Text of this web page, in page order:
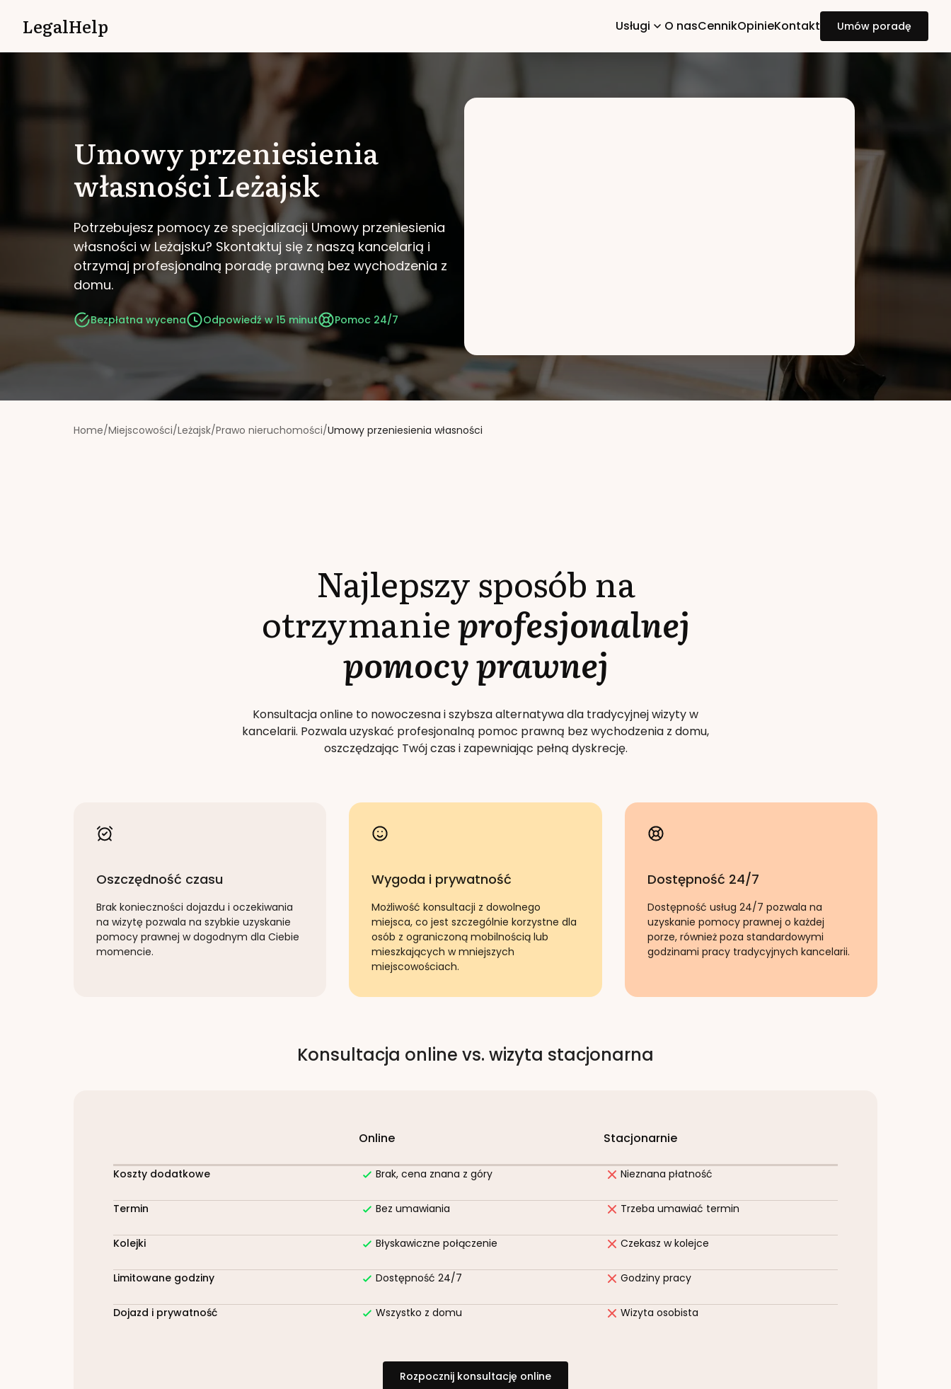
LegalHelp Usługi O nasCennikOpinieKontakt Umów poradę
Umowy przeniesienia
własnościLeżajsk
Potrzebujesz pomocy ze specjalizacji Umowy przeniesienia
własności w Leżajsku? Skontaktuj się z naszą kancelarią i
otrzymaj profesjonalną poradę prawną bez wychodzenia z
domu.
Bezpłatna wycena Odpowiedź w 15 minut Pomoc 24/7
Home/Miejscowości/Leżajsk/Prawo nieruchomości/Umowy przeniesienia własności
Najlepszy sposób na
otrzymanieprofesjonalnej
pomocy prawnej
Konsultacja online to nowoczesna i szybsza alternatywa dla tradycyjnej wizyty w
kancelarii. Pozwala uzyskać profesjonalną pomoc prawną bez wychodzenia z domu,
oszczędzając Twój czas i zapewniając pełną dyskrecję.
Oszczędność czasu
Brak konieczności dojazdu i oczekiwania
na wizytę pozwala na szybkie uzyskanie
pomocy prawnej w dogodnym dla Ciebie
momencie.
Wygoda i prywatność
Możliwość konsultacji z dowolnego
miejsca, co jest szczególnie korzystne dla
osób z ograniczoną mobilnością lub
mieszkających w mniejszych
miejscowościach.
Dostępność 24/7
Dostępność usług 24/7 pozwala na
uzyskanie pomocy prawnej o każdej
porze, również poza standardowymi
godzinami pracy tradycyjnych kancelarii.
Konsultacja online vs. wizyta stacjonarna
Online Stacjonarnie
Koszty dodatkowe Brak, cena znana z góry Nieznana płatność
Termin Bez umawiania Trzeba umawiać termin
Kolejki Błyskawiczne połączenie Czekasz w kolejce
Limitowane godziny Dostępność 24/7 Godziny pracy
Dojazd i prywatność Wszystko z domu Wizyta osobista
Rozpocznij konsultację online